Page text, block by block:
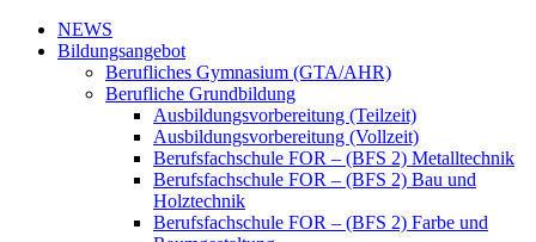
NEWS
Bildungsangebot
Berufliches Gymnasium (GTA/AHR)
Berufliche Grundbildung
Ausbildungsvorbereitung (Teilzeit)
Ausbildungsvorbereitung (Vollzeit)
Berufsfachschule FOR – (BFS 2) Metalltechnik
Berufsfachschule FOR – (BFS 2) Bau und
Holztechnik
Berufsfachschule FOR – (BFS 2) Farbe und